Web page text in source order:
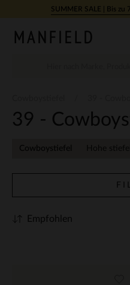
Zum Inhalt springenSUMMER SALE | Bis zu
39 -
Cowboystiefel Hohe stiefel
Empfohlen